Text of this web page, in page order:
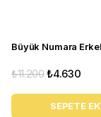
₺4.630
₺11.200
SEPETE